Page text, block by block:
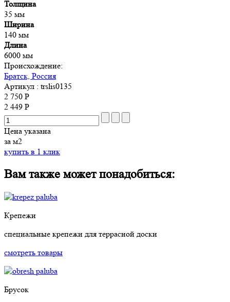
Толщина
35 мм
Ширина
140 мм
Длина
6000 мм
Происхождение:
Братск, Россия
Артикул : trslis0135
2 750 Р
2 449 Р
Цена указана
за м2
купить в 1 клик
Вам также может понадобиться:
Крепежи
специальные крепежи для террасной доски
смотреть товары
Брусок